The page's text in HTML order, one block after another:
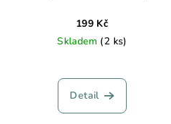
199 Kč
Skladem (2 ks)
hodnocení
produktu
Detail